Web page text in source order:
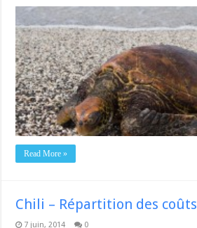
Read More »
Chili – Répartition des coûts
7 juin, 2014 0